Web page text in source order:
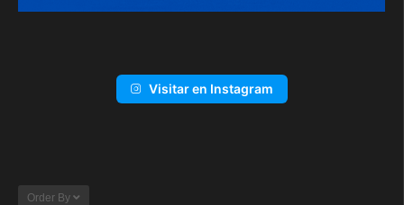
Visitar en Instagram
Order By